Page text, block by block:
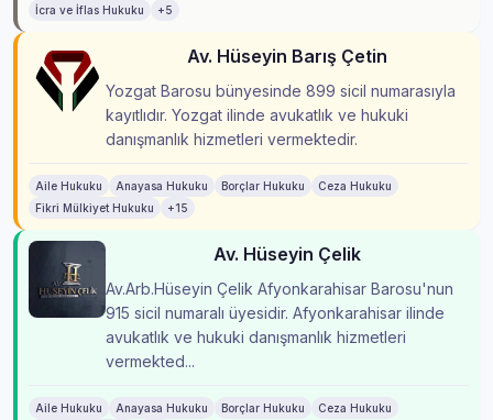
İcra ve İflas Hukuku +5
Av. Hüseyin Barış Çetin
Yozgat Barosu bünyesinde 899 sicil numarasıyla
kayıtlıdır. Yozgat ilinde avukatlık ve hukuki
danışmanlık hizmetleri vermektedir.
Aile Hukuku Anayasa Hukuku Borçlar Hukuku
Ceza Hukuku
Fikri Mülkiyet Hukuku
+15
Av. Hüseyin Çelik
Av.Arb.Hüseyin Çelik Afyonkarahisar Barosu'nun
915 sicil numaralı üyesidir. Afyonkarahisar ilinde
avukatlık ve hukuki danışmanlık hizmetleri
vermekted...
Aile Hukuku Anayasa Hukuku Borçlar Hukuku
Ceza Hukuku